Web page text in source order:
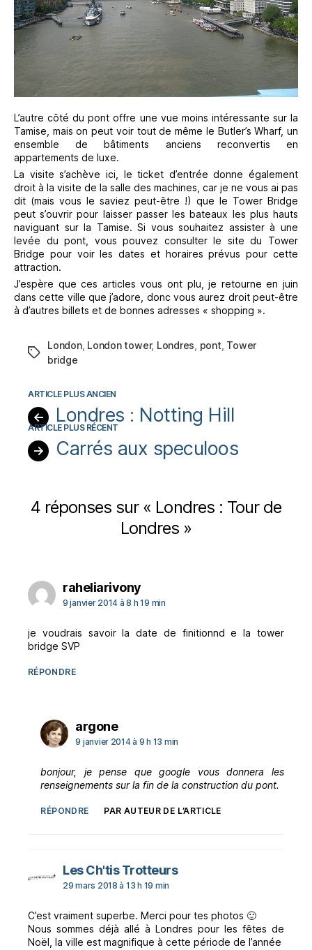
L’autre côté du pont offre une vue moins intéressante sur la
Tamise, mais on peut voir tout de même le Butler’s Wharf, un
ensemble de bâtiments anciens reconvertis en
appartements de luxe.
La visite s’achève ici, le ticket d’entrée donne également
droit à la visite de la salle des machines, car je ne vous ai pas
dit (mais vous le saviez peut-être !) que le Tower Bridge
peut s’ouvrir pour laisser passer les bateaux les plus hauts
naviguant sur la Tamise. Si vous souhaitez assister à une
levée du pont, vous pouvez consulter le site du Tower
Bridge pour voir les dates et horaires prévus pour cette
attraction.
J’espère que ces articles vous ont plu, je retourne en juin
dans cette ville que j’adore, donc vous aurez droit peut-être
à d’autres billets et de bonnes adresses « shopping ».
Étiquettes
London, London tower, Londres, pont, Tower
bridge
← Londres : Notting Hill
→ Carrés aux speculoos
4 réponses sur « Londres : Tour de
Londres »
raheliarivonydit :
9 janvier 2014 à 8 h 19 min
je voudrais savoir la date de finitionnd e la tower
bridge SVP
RÉPONDRE
argonedit :
9 janvier 2014 à 9 h 13 min
bonjour, je pense que google vous donnera les
renseignements sur la fin de la construction du pont.
RÉPONDRE PAR AUTEUR DE L’ARTICLE
Les Ch'tis Trotteursdit :
29 mars 2018 à 13 h 19 min
C’est vraiment superbe. Merci pour tes photos 🙂
Nous sommes déjà allé à Londres pour les fêtes de
Noël, la ville est magnifique à cette période de l’année